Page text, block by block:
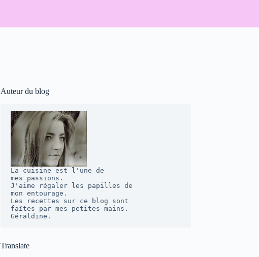
Auteur du blog
La cuisine est l'une de
mes passions.
J'aime régaler les papilles de
mon entourage.
Les recettes sur ce blog sont
faîtes par mes petites mains.
Géraldine.
Translate